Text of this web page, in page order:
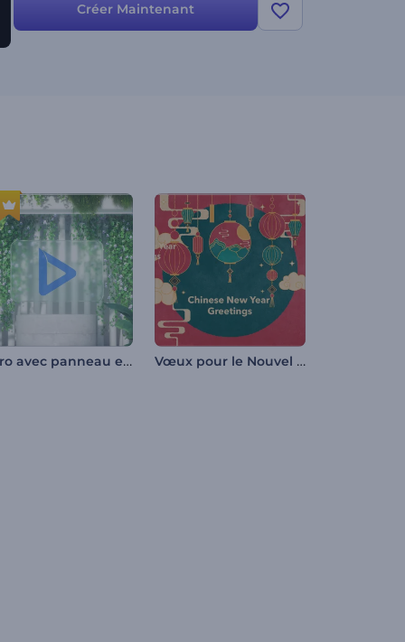
Créer Maintenant
Intro avec panneau en verre Vœux pour le Nouvel An chinois